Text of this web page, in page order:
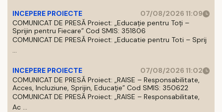
INCEPERE PROIECTE
07/08/2026 11:09
COMUNICAT DE PRESĂ Proiect: „Educație pentru Toți –
Sprijin pentru Fiecare” Cod SMIS: 351806
COMUNICAT DE PRESĂ Proiect: „Educatie pentru Toti – Sprij
...
INCEPERE PROIECTE
07/08/2026 11:02
COMUNICAT DE PRESĂ Proiect: „RAISE – Responsabilitate,
Acces, Incluziune, Sprijin, Educație” Cod SMIS: 350622
COMUNICAT DE PRESĂ Proiect: „RAISE – Responsabilitate,
Ac ...